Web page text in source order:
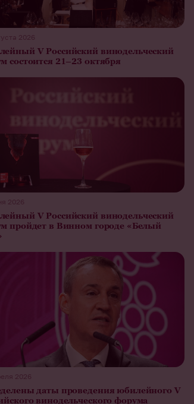
2026
V Российский винодельческий
состоится 21–23 октября
2026
V Российский винодельческий
пройдет в Винном городе «Белый
2026
даты проведения юбилейного V
винодельческого форума